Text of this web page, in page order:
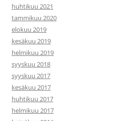
huhtikuu 2021
tammikuu 2020
elokuu 2019
kesäkuu 2019
helmikuu 2019
syyskuu 2018
syyskuu 2017
kesäkuu 2017
huhtikuu 2017
helmikuu 2017